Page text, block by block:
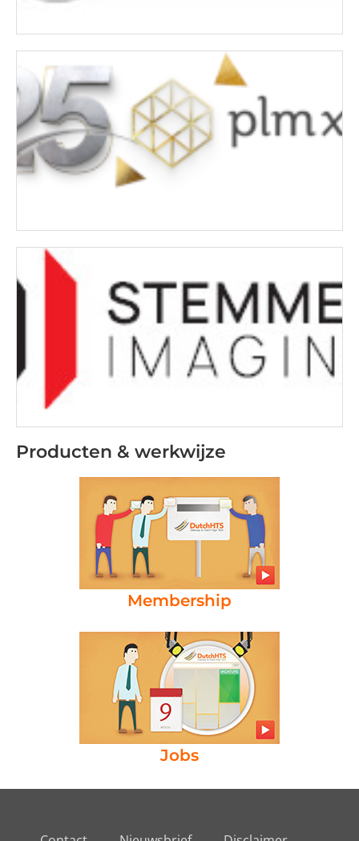
Producten & werkwijze
Membership
Jobs